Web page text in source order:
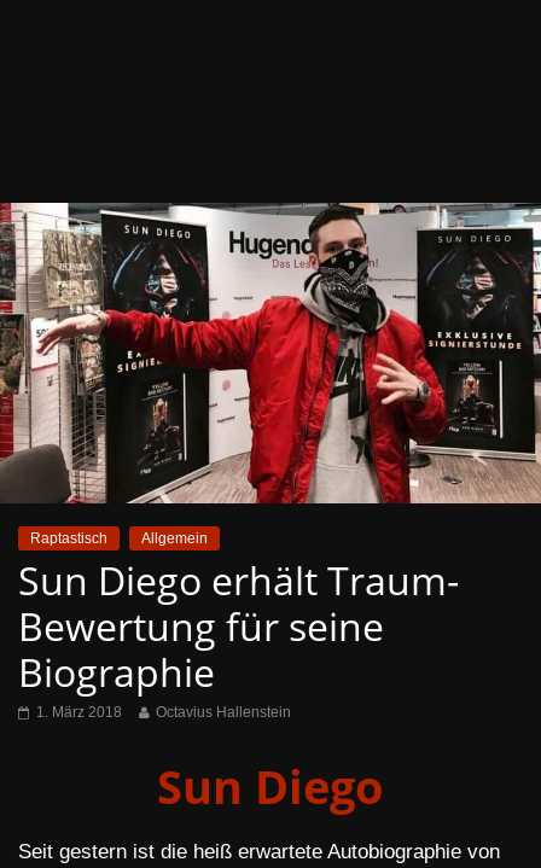
Raptastisch Allgemein
Sun Diego erhält Traum-
Bewertung für seine
Biographie
1. März 2018 Octavius Hallenstein
Sun Diego
Seit gestern ist die heiß erwartete Autobiographie von